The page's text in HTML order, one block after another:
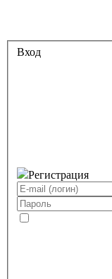
Вход
Регистрация